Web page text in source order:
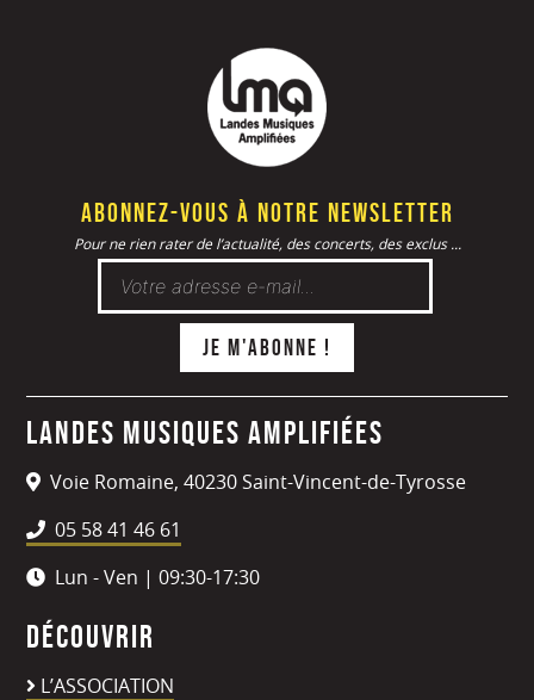
Abonnez-vous à notre newsletter
Pour ne rien rater de l’actualité, des concerts, des exclus ...
Landes Musiques Amplifiées
Voie Romaine, 40230 Saint-Vincent-de-Tyrosse
05 58 41 46 61
Lun - Ven | 09:30-17:30
Découvrir
L’ASSOCIATION